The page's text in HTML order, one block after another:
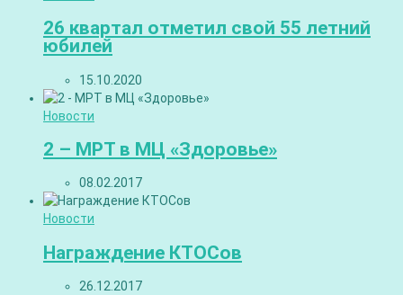
26 квартал отметил свой 55 летний
юбилей
15.10.2020
Новости
2 – МРТ в МЦ «Здоровье»
08.02.2017
Новости
Награждение КТОСов
26.12.2017